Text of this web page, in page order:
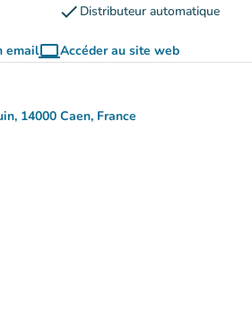
check Distributeur automatique
emailcomputerAccéder au site web
(nouvel onglet)
14000 Caen, France
dans Google Maps)
onglet)